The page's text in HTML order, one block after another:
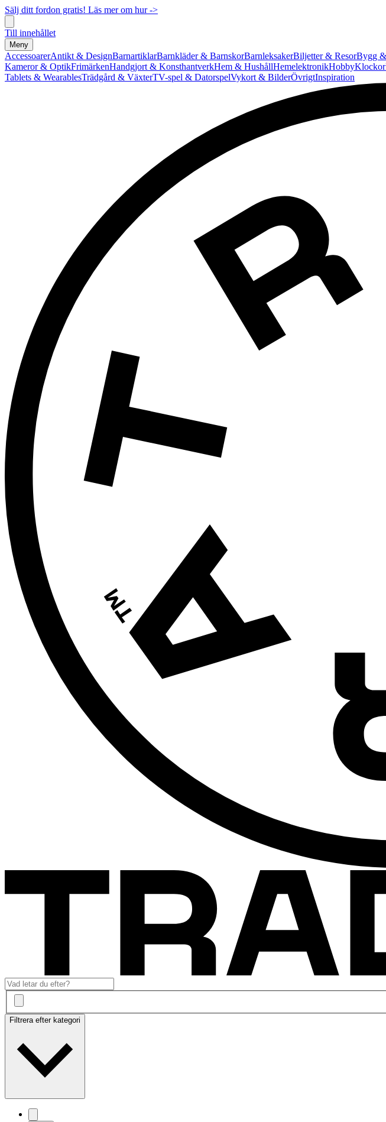
Sälj ditt fordon gratis! Läs mer om hur ->
Till innehållet
Meny
AccessoarerAntikt & DesignBarnartiklarBarnkläder & BarnskorBarnleksakerBiljetter & ResorBygg
Kameror & OptikFrimärkenHandgjort & KonsthantverkHem & HushållHemelektronikHobbyKlockor
Tablets & WearablesTrädgård & VäxterTV-spel & DatorspelVykort & BilderÖvrigtInspiration
Filtrera efter kategori